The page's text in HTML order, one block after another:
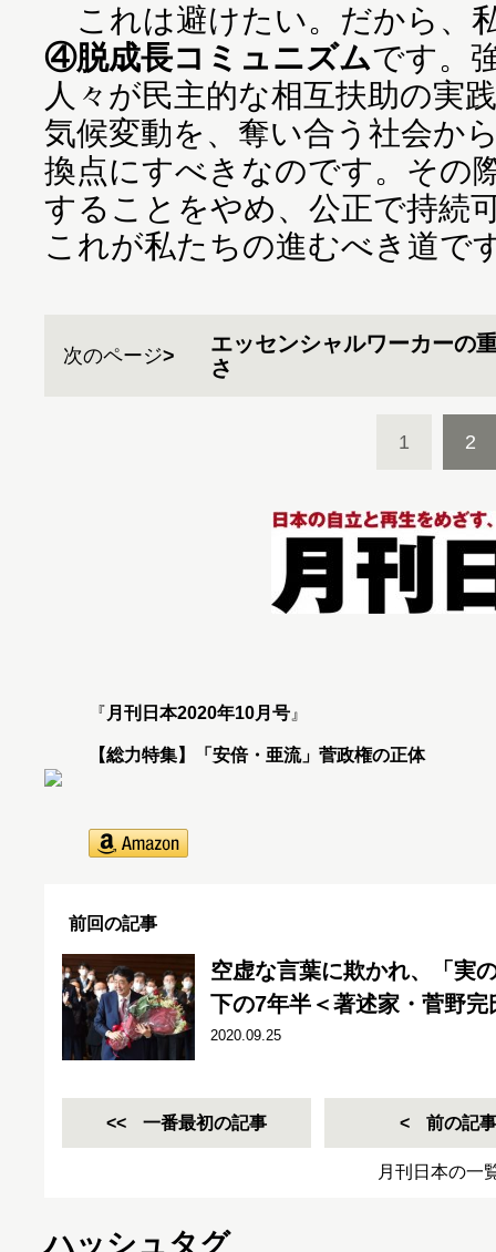
これは避けたい。だから、
④脱成長コミュニズムです。
人々が民主的な相互扶助の実
気候変動を、奪い合う社会か
換点にすべきなのです。その
することをやめ、公正で持続
これが私たちの進むべき道で
次のページ
エッセンシャルワーカーの
さ
1 2
『 月刊日本2020年10月号 』
【総力特集】「安倍・亜流」菅政権の正体
前回の記事
空虚な言葉に欺かれ、「実
下の7年半＜著述家・菅野完
2020.09.25
一番最初の記事 前の記事
月刊日本の一
ハッシュタグ